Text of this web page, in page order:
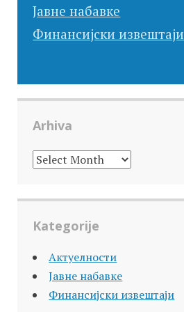
Јавне набавке
Финансијски извештаји
Arhiva
ARHIVA
Kategorije
Актуелности
Јавне набавке
Финансијски извештаји